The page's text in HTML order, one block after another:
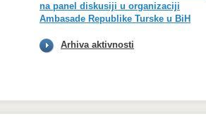
na panel diskusiji u organizaciji
Ambasade Republike Turske u BiH
Arhiva aktivnosti